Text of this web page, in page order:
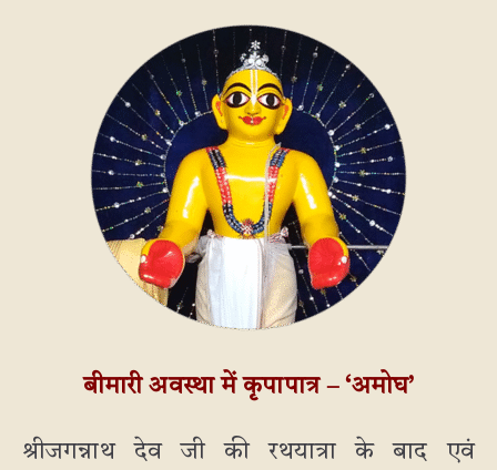
बीमारी अवस्था में कृपापात्र – ‘अमोघ’
श्रीजगन्नाथ देव जी की रथयात्रा के बाद एवं